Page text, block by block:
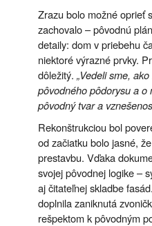
Zrazu bolo možné oprieť
zachovalo – pôvodnú
detaily: dom v priebehu
niektoré výrazné prvky.
dôležitý. „Vedeli sme,
pôvodného pôdorysu a o
pôvodný tvar a
Rekonštrukciou bol
od začiatku bolo jasné,
prestavbu. Vďaka
svojej pôvodnej logike –
aj čitateľnej skladbe
doplnila zaniknutá
rešpektom k pôvodným